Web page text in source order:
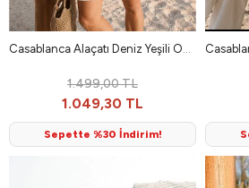
1.499,00 TL
1.049,30 TL
Sepette %30 İndirim!